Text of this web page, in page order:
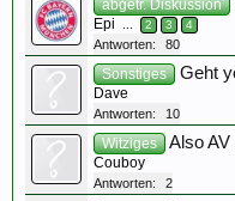
abgetr. Diskussion
Epi 2 3 4
Antworten: 80
Sonstiges Geht
Dave
Antworten: 10
Witziges Also AV
Couboy
Antworten: 2